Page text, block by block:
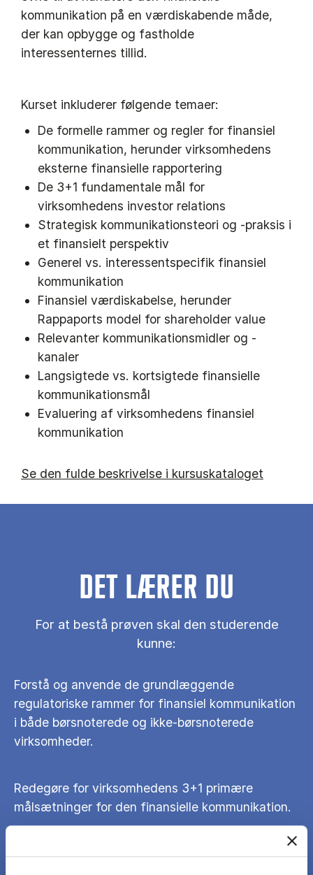
kommunikation på en værdiskabende måde,
der kan opbygge og fastholde
interessenternes tillid.
Kurset inkluderer følgende temaer:
De formelle rammer og regler for finansiel
kommunikation, herunder virksomhedens
eksterne finansielle rapportering
De 3+1 fundamentale mål for
virksomhedens investor relations
Strategisk kommunikationsteori og -praksis i
et finansielt perspektiv
Generel vs. interessentspecifik finansiel
kommunikation
Finansiel værdiskabelse, herunder
Rappaports model for shareholder value
Relevanter kommunikationsmidler og -
kanaler
Langsigtede vs. kortsigtede finansielle
kommunikationsmål
Evaluering af virksomhedens finansiel
kommunikation
Se den fulde beskrivelse i kursuskataloget
DET LÆRER DU
For at bestå prøven skal den studerende
kunne:
Forstå og anvende de grundlæggende
regulatoriske rammer for finansiel kommunikation
i både børsnoterede og ikke-børsnoterede
virksomheder.
Redegøre for virksomhedens 3+1 primære
målsætninger for den finansielle kommunikation.
Differentiere mellem generel og